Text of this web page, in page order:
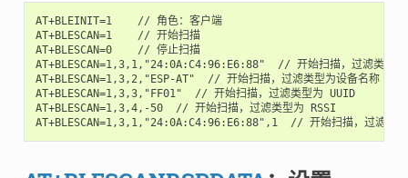
AT+BLEINIT=1    // 角色：客户端
AT+BLESCAN=1    // 开始扫描
AT+BLESCAN=0    // 停止扫描
AT+BLESCAN=1,3,1,"24:0A:C4:96:E6:88"  // 开始扫描，过滤类型为
AT+BLESCAN=1,3,2,"ESP-AT"  // 开始扫描，过滤类型为设备名称
AT+BLESCAN=1,3,3,"FF01"  // 开始扫描，过滤类型为 UUID
AT+BLESCAN=1,3,4,-50  // 开始扫描，过滤类型为 RSSI